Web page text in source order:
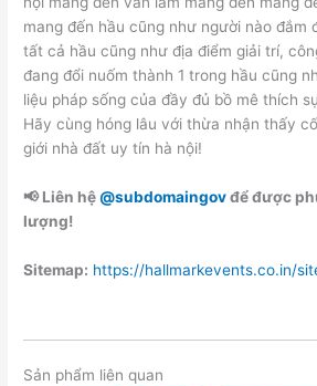
mang đến hầu cũng như người nào
tất cả hầu cũng như địa điểm giải trí,
đang đổi nuốm thành 1 trong hầu cũng
liệu pháp sống của đầy đủ bồ mê thích
Hãy cùng hóng lâu với thừa nhận thấy
giới nhà đất uy tín hà nội!
📢 Liên hệ@subdomaingovđể được
lượng!
Sitemap: https://hallmarkevents.co.in/
Sản phẩm liên quan